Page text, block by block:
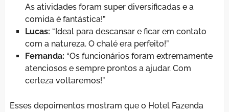
As atividades foram super diversificadas e a
comida é fantástica!”
Lucas: “Ideal para descansar e ficar em contato
com a natureza. O chalé era perfeito!”
Fernanda: “Os funcionários foram extremamente
atenciosos e sempre prontos a ajudar. Com
certeza voltaremos!”
Esses depoimentos mostram que o Hotel Fazenda